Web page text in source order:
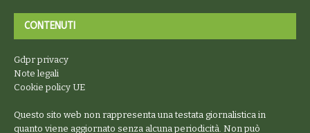
CONTENUTI
Gdpr privacy
Note legali
Cookie policy UE
Questo sito web non rappresenta una testata giornalistica in
quanto viene aggiornato senza alcuna periodicità. Non può